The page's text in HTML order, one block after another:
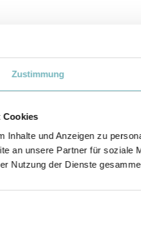
Zustimmung
Cookies
Inhalte und Anzeigen zu
an unsere Partner für soziale
Nutzung der Dienste